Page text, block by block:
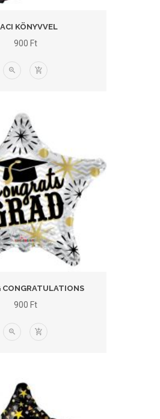
KÖNYVVEL
900 Ft
CONGRATULATIONS
900 Ft